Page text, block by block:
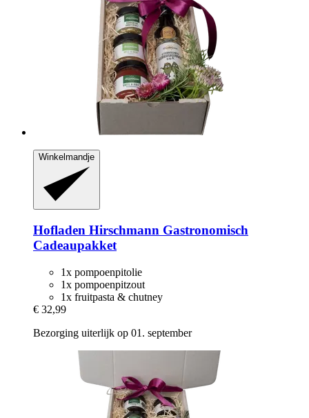
Winkelmandje
Hofladen Hirschmann Gastronomisch
Cadeaupakket
1x pompoenpitolie
1x pompoenpitzout
1x fruitpasta & chutney
€ 32,99
Bezorging uiterlijk op 01. september